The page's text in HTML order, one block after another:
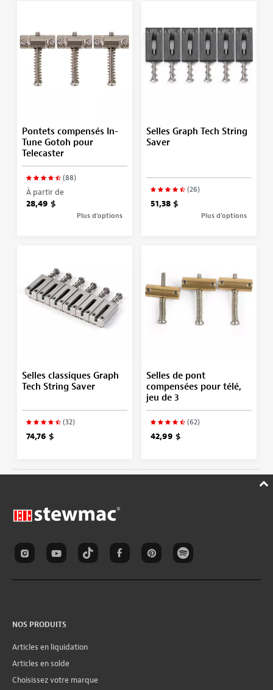
Pontets compensés In-
Tune Gotoh pour
Telecaster
(88)
À partir de
28,49 $
Plus d’options
Selles Graph Tech String
Saver
(26)
51,38 $
Plus d’options
Selles classiques Graph
Tech String Saver
(32)
74,76 $
Selles de pont
compensées pour télé,
jeu de 3
(62)
42,99 $
NOS PRODUITS
Articles en liquidation
Articles en solde
Choisissez votre marque